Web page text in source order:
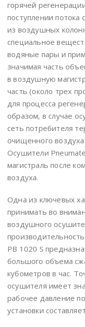
горячей
поступлении потока
из воздушных
специальное
водяные пары и
значимая часть
в воздушную
часть (около трех
для процесса
образом, в случае
сеть потребителя
очищенного
Осушители
магистраль после
воздуха.
Одна из ключевых
принимать во
воздушного
PB 1020 S
большого объема
кубометров в час.
осушителя имеет
рабочее давление
установки